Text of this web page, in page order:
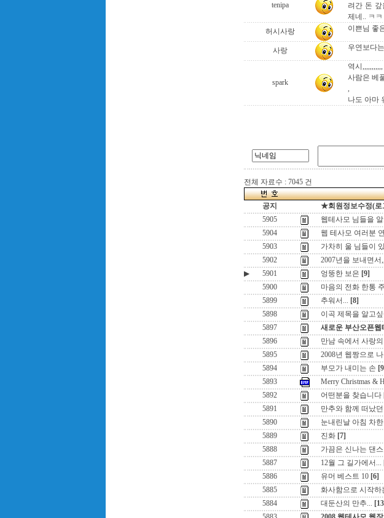
tenipa
려간 돈
제네.. ㅋㅋ
허시사랑 이쁜님 좋
사랑 우연보다
spark
역시,,,,,,,,,,,
사람은 베
,
나도 아마
전체 자료수 : 7045 건
공지 ★회원정보수정(로
5905
웹테사모 님들을
5904
웹 테사모 여러분
5903
가차히 울 님들이
5902
2007년을 보내면서
▶
5901 엉뚱한 보은 [9]
5900
마음의 전화 한통
5899
추워서... [8]
5898
이곡 제목을 알고
5897
새로운 부산오픈웹
5896
만남 속에서 사랑
5895
2008년 웹짱으로
5894
부모가 내미는 손
5893
Merry Christmas &
5892
어떤분을 찾습니다
5891
만추와 함께 떠났
5890
눈내린날 아침 차
5889
진화 [7]
5888
가끔은 신나는 댄
5887
12월 그 길가에서...
5886
유머 베스트 10 [6]
5885
화사함으로 시작하
5884
대둔산의 만추...